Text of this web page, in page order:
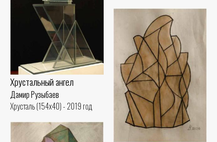
Хрустальный ангел
Дамир Рузыбаев
Хрусталь (154x40) - 2019 год